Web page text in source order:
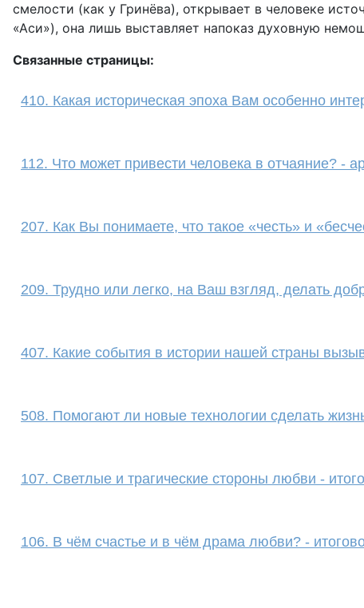
смелости (как у Гринёва), открывает в человеке
«Аси»), она лишь выставляет напоказ духовную
Связанные страницы:
410. Какая историческая эпоха Вам особенно
112. Что может привести человека в отчаяние? -
207. Как Вы понимаете, что такое «честь» и
209. Трудно или легко, на Ваш взгляд, делать
407. Какие события в истории нашей страны
508. Помогают ли новые технологии сделать
107. Светлые и трагические стороны любви -
106. В чём счастье и в чём драма любви? -